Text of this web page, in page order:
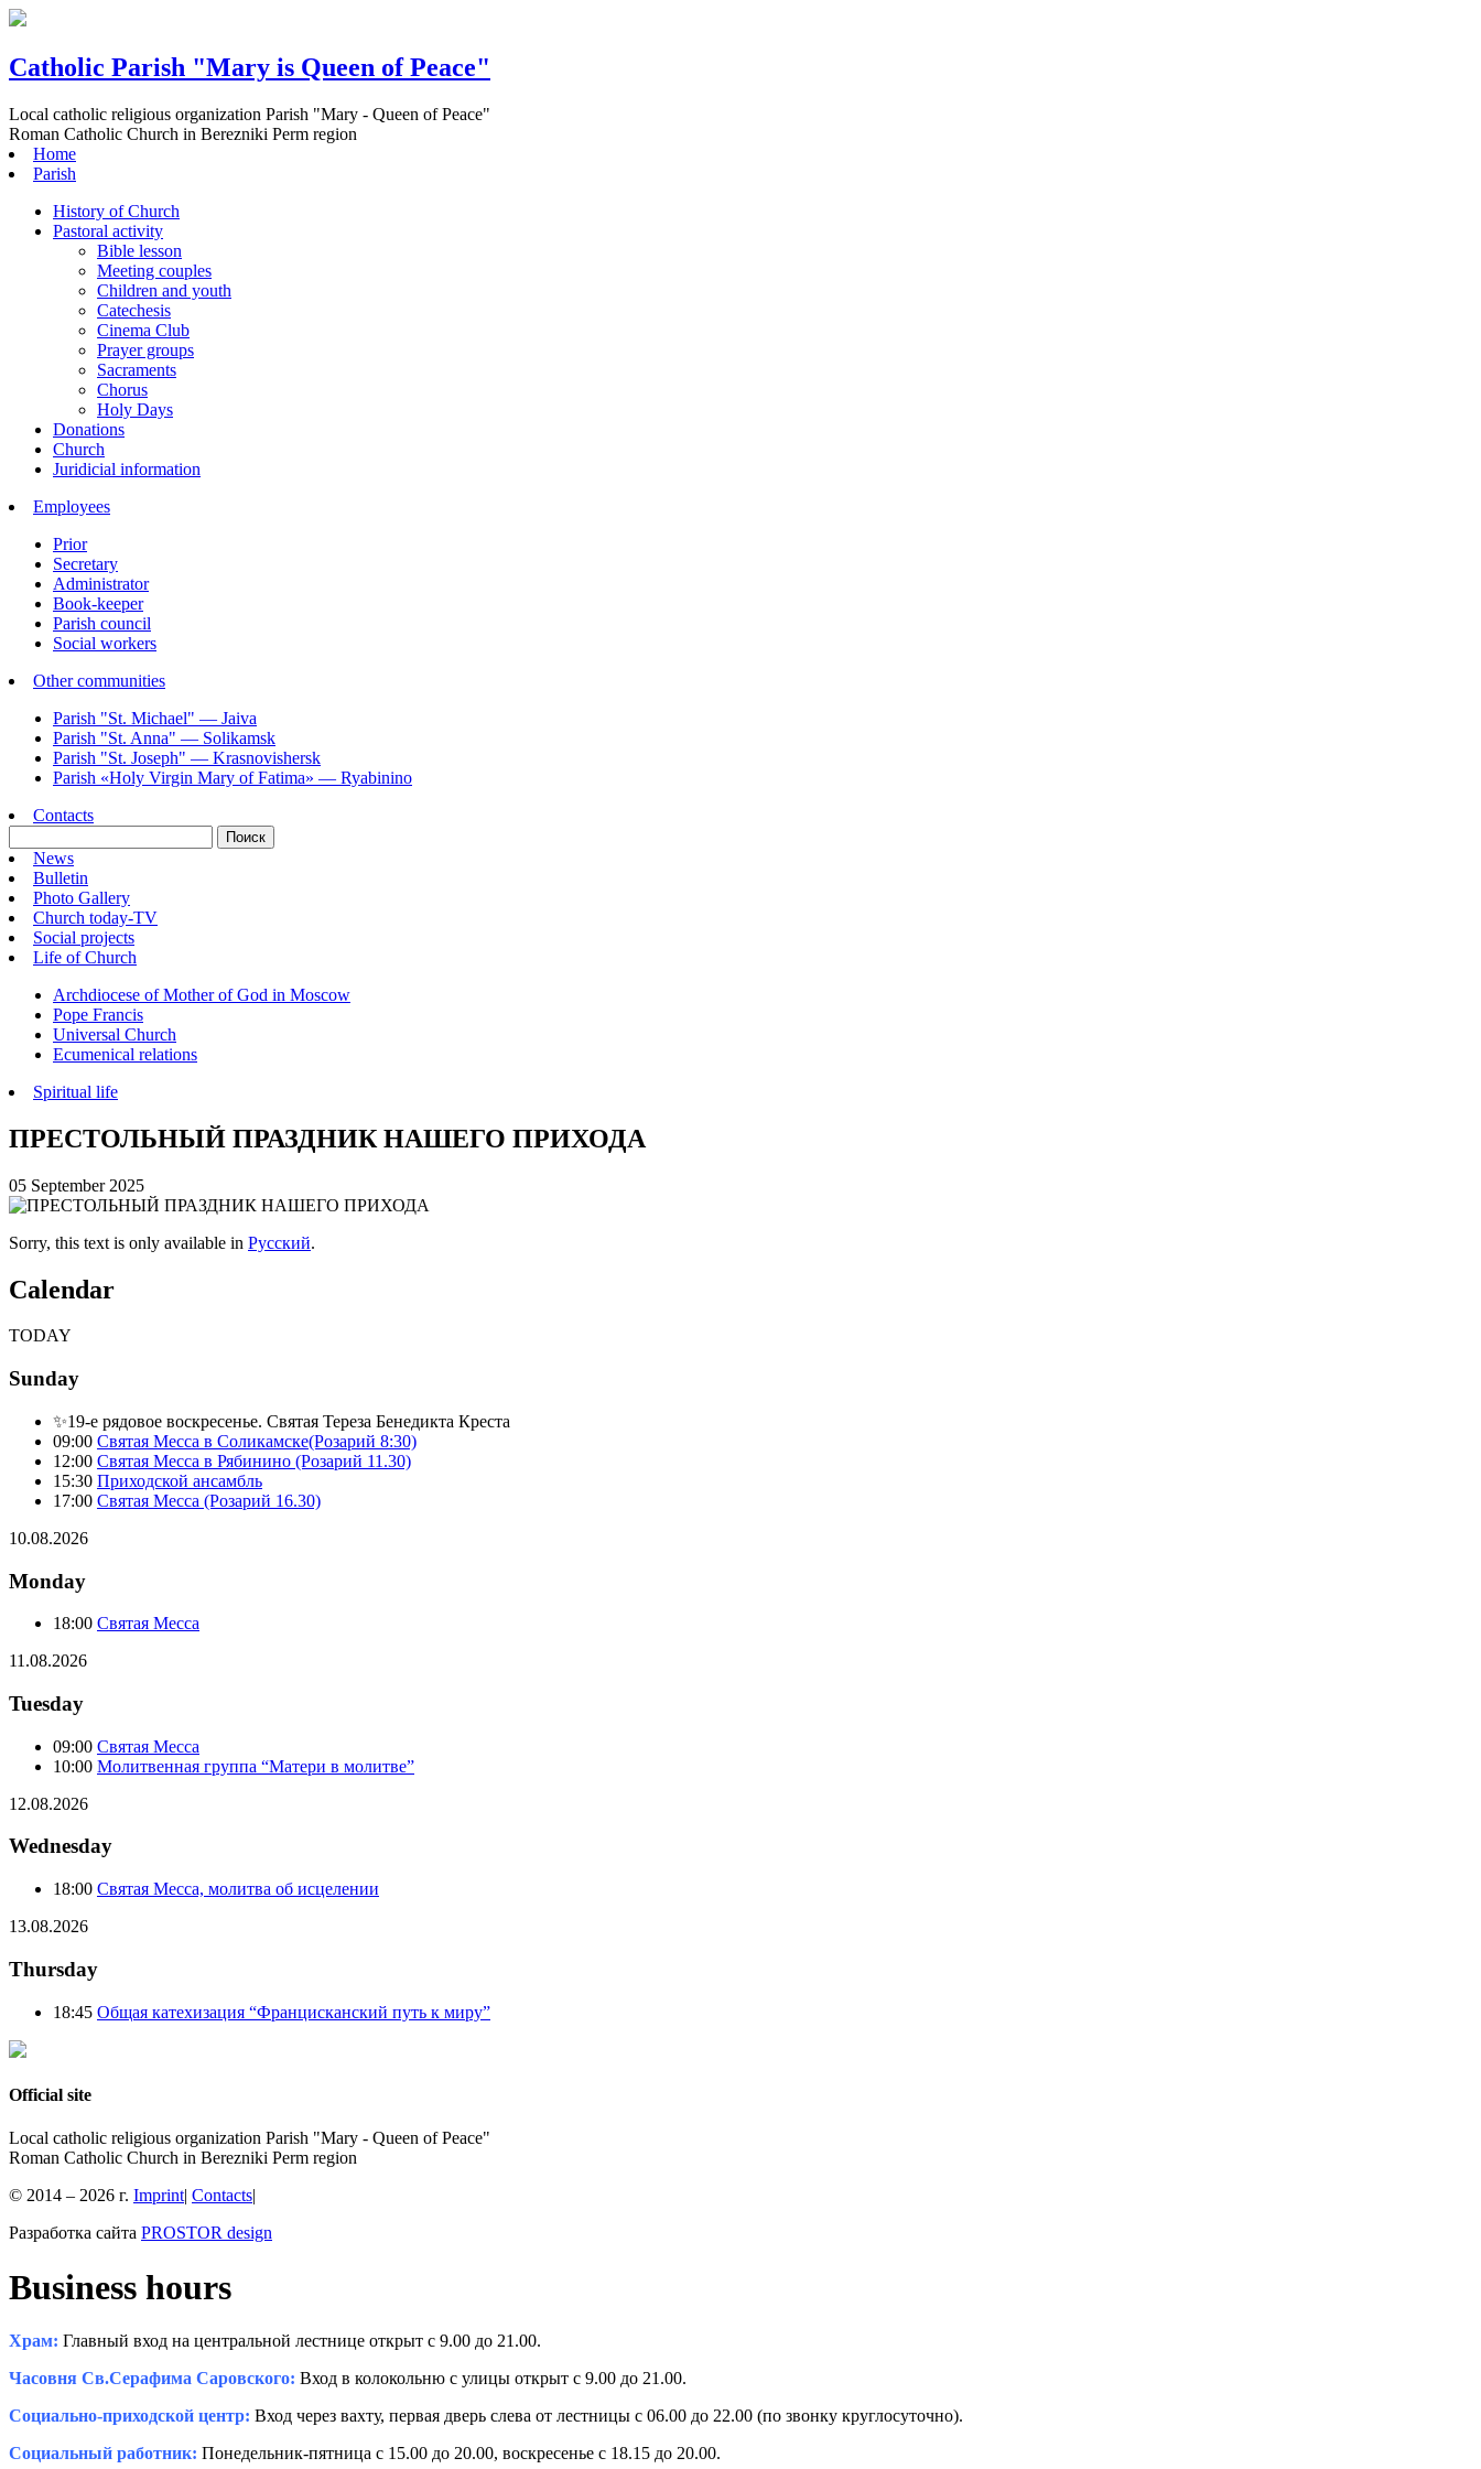
Catholic Parish "Mary is Queen of Peace"
Local catholic religious organization Parish "Mary - Queen of Peace"
Roman Catholic Church in Berezniki Perm region
Home
Parish
History of Church
Pastoral activity
Bible lesson
Meeting couples
Children and youth
Catechesis
Cinema Club
Prayer groups
Sacraments
Chorus
Holy Days
Donations
Church
Juridicial information
Employees
Prior
Secretary
Administrator
Book-keeper
Parish council
Social workers
Other communities
Parish "St. Michael" — Jaiva
Parish "St. Annа" — Solikamsk
Parish "St. Joseph" — Krasnovishersk
Parish «Holy Virgin Mary of Fatima» — Ryabinino
Contacts
News
Bulletin
Photo Gallery
Church today-TV
Social projects
Life of Church
Archdiocese of Mother of God in Moscow
Pope Francis
Universal Church
Ecumenical relations
Spiritual life
ПРЕСТОЛЬНЫЙ ПРАЗДНИК НАШЕГО ПРИХОДА
05 September 2025
Sorry, this text is only available in Русский.
Calendar
TODAY
Sunday
✨19-е рядовое воскресенье. Святая Тереза Бенедикта Креста
09:00 Святая Месса в Соликамске(Розарий 8:30)
12:00 Святая Месса в Рябинино (Розарий 11.30)
15:30 Приходской ансамбль
17:00 Святая Месса (Розарий 16.30)
10.08.2026
Monday
18:00 Святая Месса
11.08.2026
Tuesday
09:00 Святая Месса
10:00 Молитвенная группа “Матери в молитве”
12.08.2026
Wednesday
18:00 Святая Месса, молитва об исцелении
13.08.2026
Thursday
18:45 Общая катехизация “Францисканский путь к миру”
Official site
Local catholic religious organization Parish "Mary - Queen of Peace"
Roman Catholic Church in Berezniki Perm region
© 2014 – 2026 г. Imprint| Contacts|
Разработка сайта PROSTOR design
Business hours
Храм: Главный вход на центральной лестнице открыт с 9.00 до 21.00.
Часовня Св.Серафима Саровского: Вход в колокольню с улицы открыт с 9.00 до 21.00.
Социально-приходской центр: Вход через вахту, первая дверь слева от лестницы с 06.00 до 22.00 (по звонку круглосуточно).
Социальный работник: Понедельник-пятница с 15.00 до 20.00, воскресенье с 18.15 до 20.00.